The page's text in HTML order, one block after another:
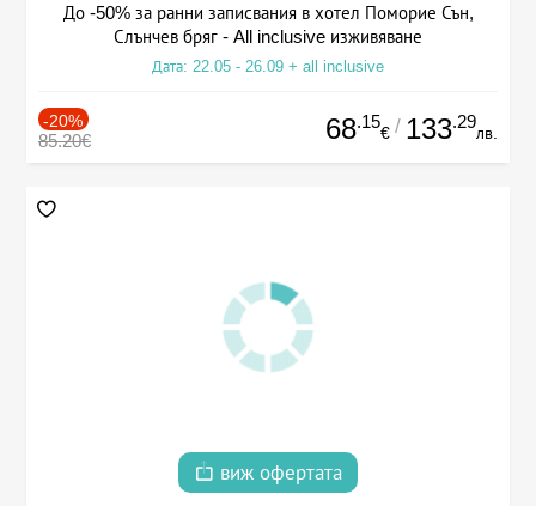
До -50% за ранни записвания в хотел Поморие Сън,
Слънчев бряг - All inclusive изживяване
Дата: 22.05 - 26.09 + all inclusive
-20%
85.20€ 68.15
€ / 133.29
лв.
виж офертата